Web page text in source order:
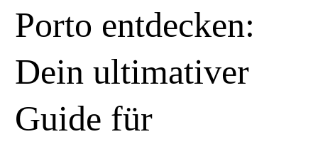
Porto entdecken:
Dein ultimativer
Guide für